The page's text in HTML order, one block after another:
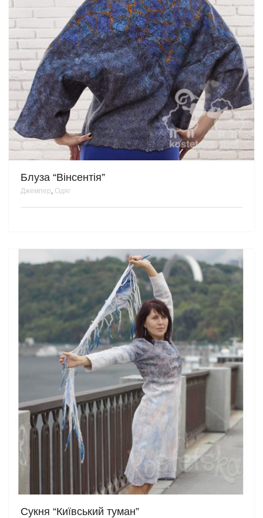
Блуза “Вінсентія”
Джемпер, Одяг
Сукня “Київський туман”